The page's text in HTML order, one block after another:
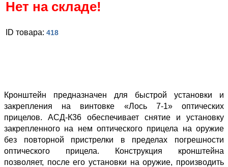
Нет на складе!
ID товара: 418
Кронштейн предназначен для быстрой установки и
закрепления на винтовке «Лось 7-1» оптических
прицелов. АСД-К36 обеспечивает снятие и установку
закрепленного на нем оптического прицела на оружие
без повторной пристрелки в пределах погрешности
оптического прицела. Конструкция кронштейна
позволяет, после его установки на оружие, производить